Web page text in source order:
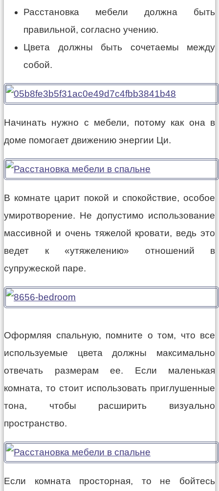
Расстановка мебели должна быть
правильной, согласно учению.
Цвета должны быть сочетаемы между
собой.
Начинать нужно с мебели, потому как она в
доме помогает движению энергии Ци.
В комнате царит покой и спокойствие, особое
умиротворение. Не допустимо использование
массивной и очень тяжелой кровати, ведь это
ведет к «утяжелению» отношений в
супружеской паре.
Оформляя спальную, помните о том, что все
используемые цвета должны максимально
отвечать размерам ее. Если маленькая
комната, то стоит использовать приглушенные
тона, чтобы расширить визуально
пространство.
Если комната просторная, то не бойтесь